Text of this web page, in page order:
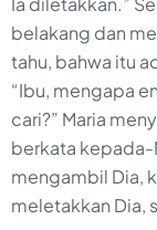
belakang dan
tahu, bahwa itu
“Ibu, mengapa
cari?” Maria
berkata kepada-
mengambil Dia,
meletakkan Dia,